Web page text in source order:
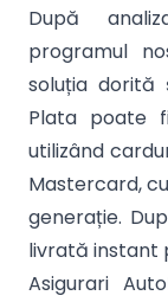
După
programul
soluția dorită
Plata poate
utilizând
Mastercard,
generație.
livrată instant
Asigurari